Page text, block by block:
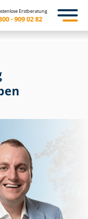
Erstberatung
- 909 02 82